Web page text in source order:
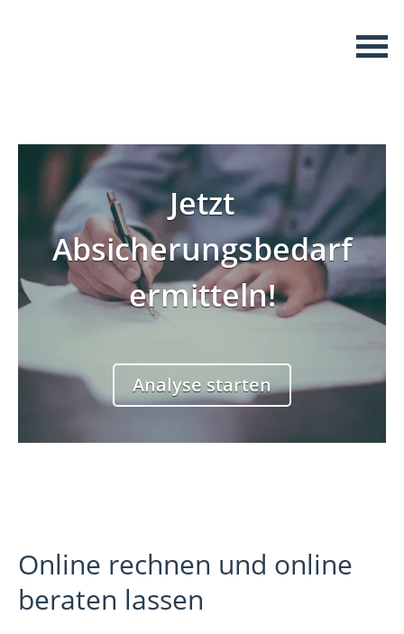
Jetzt
Absicherungsbedarf
ermitteln!
Analyse starten
Sind Sie Single oder in
einer Beziehung?
Single Beziehung
Online rechnen und online
beraten lassen